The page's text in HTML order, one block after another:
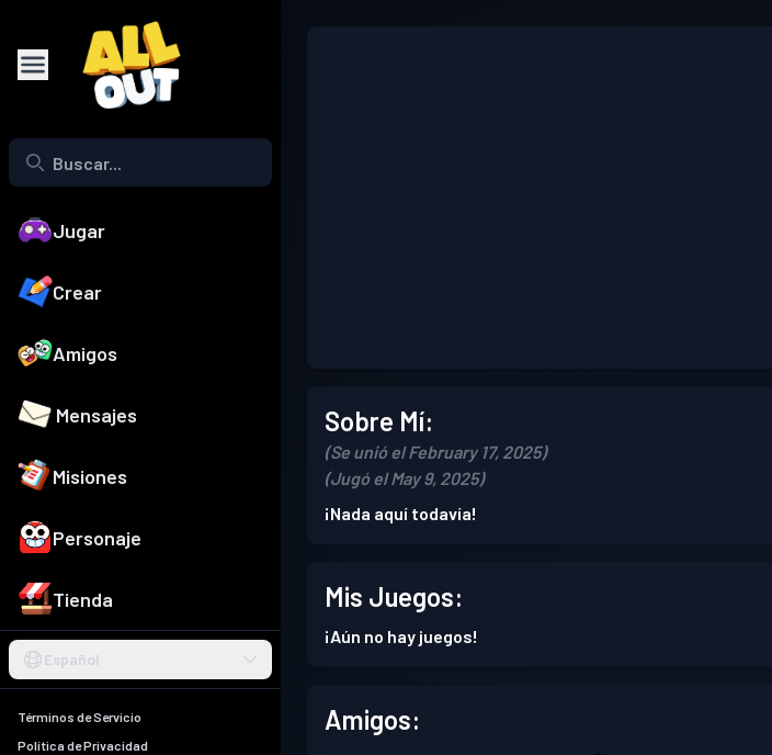
Jugar
Crear
Amigos
Mensajes
Misiones
Personaje
Tienda
Español
Términos de Servicio
Política de Privacidad
Sobre Mí:
(Se unió el February 17, 2025)
(Jugó el May 9, 2025)
¡Nada aquí todavía!
Mis Juegos:
¡Aún no hay juegos!
Amigos: